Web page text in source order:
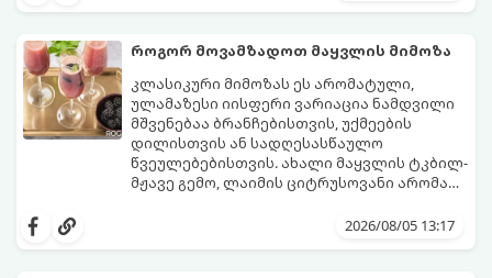
შეწვისას ფორმა იდეალურად შეინარჩუნოს
და არ დაიშალოს.
მომზადების დრო: 20 წუთი (დამატებით
მუხუდოს ჩალბობის დრო: 12-24 საათი)
შეწვის დრო: 10–15 წუთი ულუფა: 20–24 ცალი
ბურთულა (4–6 პორცია)
როგორ მოვამზადოთ მაყვლის მიმოზა
კლასიკური მიმოზას ეს არომატული,
ულამაზესი იისფერი ვარიაცია ნამდვილი
მშვენებაა ბრანჩებისთვის, უქმეების
დილისთვის ან სადღესასწაულო
წვეულებებისთვის. ახალი მაყვლის ტკბილ-
მჟავე გემო, ლაიმის ციტრუსოვანი არომატი
საოცრად დახვეწილ და მაგრილებელ
და მის მომზადებას მინიმალური2026/08/05 13:17